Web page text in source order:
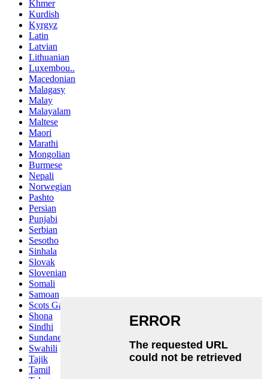
Khmer
Kurdish
Kyrgyz
Latin
Latvian
Lithuanian
Luxembou..
Macedonian
Malagasy
Malay
Malayalam
Maltese
Maori
Marathi
Mongolian
Burmese
Nepali
Norwegian
Pashto
Persian
Punjabi
Serbian
Sesotho
Sinhala
Slovak
Slovenian
Somali
Samoan
Scots Gaelic
Shona
Sindhi
Sundanese
Swahili
Tajik
Tamil